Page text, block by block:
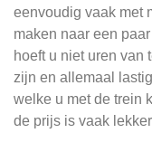
eenvoudig vaak met
maken naar een
hoeft u niet uren van
zijn en allemaal
welke u met de trein
de prijs is vaak